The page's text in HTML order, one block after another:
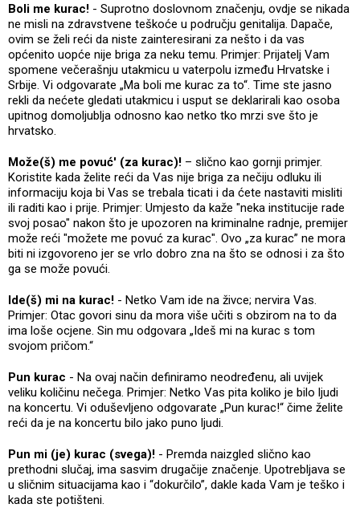
Boli me kurac! - Suprotno doslovnom značenju, ovdje se nikada
ne misli na zdravstvene teškoće u području genitalija. Dapače,
ovim se želi reći da niste zainteresirani za nešto i da vas
općenito uopće nije briga za neku temu. Primjer: Prijatelj Vam
spomene večerašnju utakmicu u vaterpolu između Hrvatske i
Srbije. Vi odgovarate „Ma boli me kurac za to“. Time ste jasno
rekli da nećete gledati utakmicu i usput se deklarirali kao osoba
upitnog domoljublja odnosno kao netko tko mrzi sve što je
hrvatsko.
Može(š) me povuć' (za kurac)! – slično kao gornji primjer.
Koristite kada želite reći da Vas nije briga za nečiju odluku ili
informaciju koja bi Vas se trebala ticati i da ćete nastaviti misliti
ili raditi kao i prije. Primjer: Umjesto da kaže "neka institucije rade
svoj posao" nakon što je upozoren na kriminalne radnje, premijer
može reći "možete me povuć za kurac". Ovo „za kurac” ne mora
biti ni izgovoreno jer se vrlo dobro zna na što se odnosi i za što
ga se može povući.
Ide(š) mi na kurac! - Netko Vam ide na živce; nervira Vas.
Primjer: Otac govori sinu da mora više učiti s obzirom na to da
ima loše ocjene. Sin mu odgovara „Ideš mi na kurac s tom
svojom pričom.“
Pun kurac - Na ovaj način definiramo neodređenu, ali uvijek
veliku količinu nečega. Primjer: Netko Vas pita koliko je bilo ljudi
na koncertu. Vi oduševljeno odgovarate „Pun kurac!“ čime želite
reći da je na koncertu bilo jako puno ljudi.
Pun mi (je) kurac (svega)! - Premda naizgled slično kao
prethodni slučaj, ima sasvim drugačije značenje. Upotrebljava se
u sličnim situacijama kao i “dokurčilo”, dakle kada Vam je teško i
kada ste potišteni.